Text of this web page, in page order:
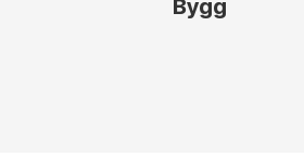
Bygg